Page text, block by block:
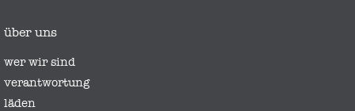
über uns
wer wir sind
verantwortung
läden